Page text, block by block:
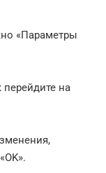
«Параметры
на